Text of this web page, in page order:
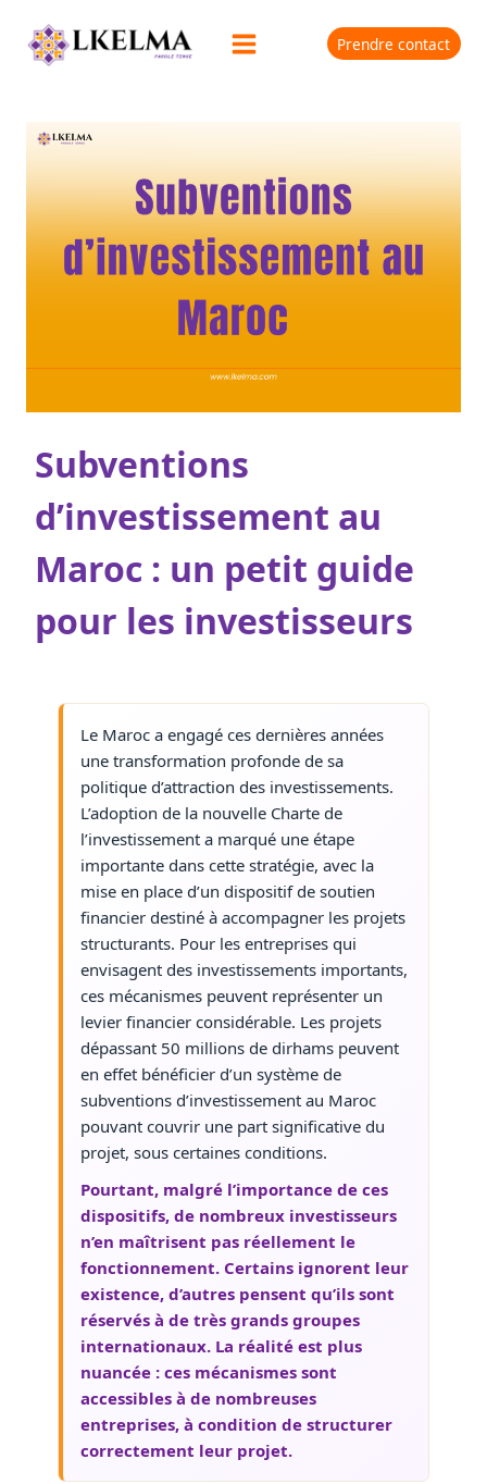
Prendre contact
Subventions
d’investissement au
Maroc : un petit guide
pour les investisseurs
Le Maroc a engagé ces dernières années
une transformation profonde de sa
politique d’attraction des investissements.
L’adoption de la nouvelle Charte de
l’investissement a marqué une étape
importante dans cette stratégie, avec la
mise en place d’un dispositif de soutien
financier destiné à accompagner les projets
structurants. Pour les entreprises qui
envisagent des investissements importants,
ces mécanismes peuvent représenter un
levier financier considérable. Les projets
dépassant 50 millions de dirhams peuvent
en effet bénéficier d’un système de
subventions d’investissement au Maroc
pouvant couvrir une part significative du
projet, sous certaines conditions.
Pourtant, malgré l’importance de ces
dispositifs, de nombreux investisseurs
n’en maîtrisent pas réellement le
fonctionnement. Certains ignorent leur
existence, d’autres pensent qu’ils sont
réservés à de très grands groupes
internationaux. La réalité est plus
nuancée : ces mécanismes sont
accessibles à de nombreuses
entreprises, à condition de structurer
correctement leur projet.